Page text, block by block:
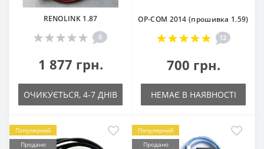
RENOLINK 1.87
0
1 877 грн.
ОЧИКУЄТЬСЯ, 4-7 ДНІВ
OP-COM 2014 (прошивка 1.59)
12
700 грн.
НЕМАЄ В НАЯВНОСТІ
Популярний
Продано
Популярний
Продано